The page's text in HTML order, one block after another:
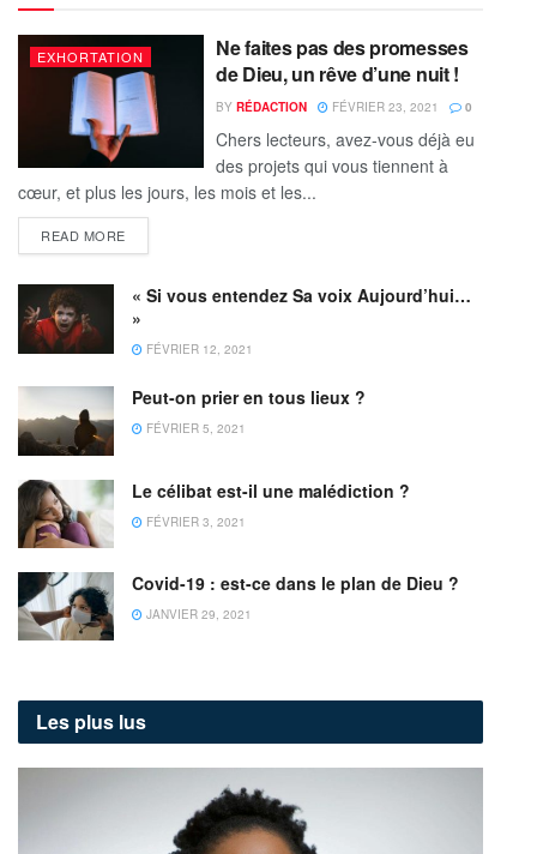
EXHORTATION
Ne faites pas des promesses
de Dieu, un rêve d’une nuit !
BY RÉDACTION FÉVRIER 23, 2021 0
Chers lecteurs, avez-vous déjà eu
des projets qui vous tiennent à
cœur, et plus les jours, les mois et les...
READ MORE
« Si vous entendez Sa voix Aujourd’hui…
»
FÉVRIER 12, 2021
Peut-on prier en tous lieux ?
FÉVRIER 5, 2021
Le célibat est-il une malédiction ?
FÉVRIER 3, 2021
Covid-19 : est-ce dans le plan de Dieu ?
JANVIER 29, 2021
Les plus lus